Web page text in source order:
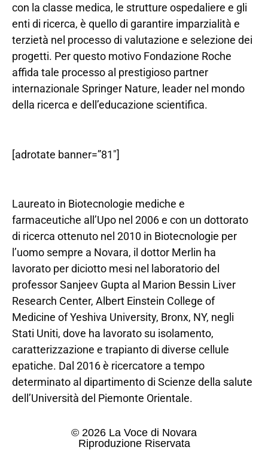
con la classe medica, le strutture ospedaliere e gli
enti di ricerca, è quello di garantire imparzialità e
terzietà nel processo di valutazione e selezione dei
progetti. Per questo motivo Fondazione Roche
affida tale processo al prestigioso partner
internazionale Springer Nature, leader nel mondo
della ricerca e dell’educazione scientifica.
[adrotate banner=”81″]
Laureato in Biotecnologie mediche e
farmaceutiche all’Upo nel 2006 e con un dottorato
di ricerca ottenuto nel 2010 in Biotecnologie per
l’uomo sempre a Novara, il dottor Merlin ha
lavorato per diciotto mesi nel laboratorio del
professor Sanjeev Gupta al Marion Bessin Liver
Research Center, Albert Einstein College of
Medicine of Yeshiva University, Bronx, NY, negli
Stati Uniti, dove ha lavorato su isolamento,
caratterizzazione e trapianto di diverse cellule
epatiche. Dal 2016 è ricercatore a tempo
determinato al dipartimento di Scienze della salute
dell’Università del Piemonte Orientale.
© 2026 La Voce di Novara
Riproduzione Riservata